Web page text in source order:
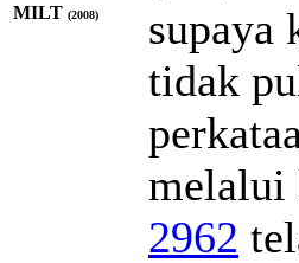
MILT (2008)
supaya
tidak
melalui
2962